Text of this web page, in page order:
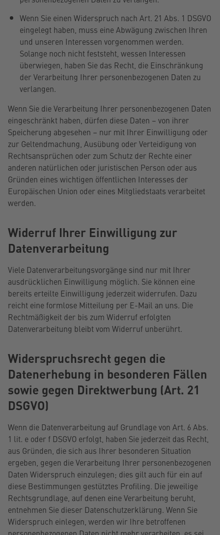
Wenn Sie einen Widerspruch nach Art. 21 Abs. 1 DSGVO
eingelegt haben, muss eine Abwägung zwischen Ihren
und unseren Interessen vorgenommen werden.
Solange noch nicht feststeht, wessen Interessen
überwiegen, haben Sie das Recht, die Einschränkung
der Verarbeitung Ihrer personenbezogenen Daten zu
verlangen.
Wenn Sie die Verarbeitung Ihrer personenbezogenen Daten
eingeschränkt haben, dürfen diese Daten – von ihrer
Speicherung abgesehen – nur mit Ihrer Einwilligung oder
zur Geltendmachung, Ausübung oder Verteidigung von
Rechtsansprüchen oder zum Schutz der Rechte einer
anderen natürlichen oder juristischen Person oder aus
Gründen eines wichtigen öffentlichen Interesses der
Europäischen Union oder eines Mitgliedstaats verarbeitet
werden.
Widerruf Ihrer Einwilligung zur
Datenverarbeitung
Viele Datenverarbeitungsvorgänge sind nur mit Ihrer
ausdrücklichen Einwilligung möglich. Sie können eine
bereits erteilte Einwilligung jederzeit widerrufen. Dazu
reicht eine formlose Mitteilung per E-Mail an uns. Die
Rechtmäßigkeit der bis zum Widerruf erfolgten
Datenverarbeitung bleibt vom Widerruf unberührt.
Widerspruchsrecht gegen die
Datenerhebung in besonderen Fällen
sowie gegen Direktwerbung (Art. 21
DSGVO)
Wenn die Datenverarbeitung auf Grundlage von Art. 6 Abs.
1 lit. e oder f DSGVO erfolgt, haben Sie jederzeit das Recht,
aus Gründen, die sich aus Ihrer besonderen Situation
ergeben, gegen die Verarbeitung Ihrer personenbezogenen
Daten Widerspruch einzulegen; dies gilt auch für ein auf
diese Bestimmungen gestütztes Profiling. Die jeweilige
Rechtsgrundlage, auf denen eine Verarbeitung beruht,
entnehmen Sie dieser Datenschutzerklärung. Wenn Sie
Widerspruch einlegen, werden wir Ihre betroffenen